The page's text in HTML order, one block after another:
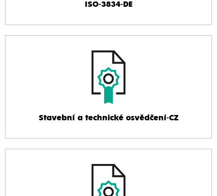
ISO-3834-DE
Stavební a technické osvědčení-CZ